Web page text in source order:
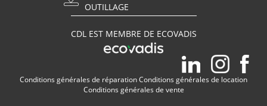
OUTILLAGE
CDL EST MEMBRE DE ECOVADIS
Conditions générales de réparationConditions générales de location
Conditions générales de vente